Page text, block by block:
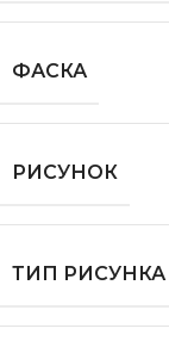
ФАСКА
РИСУНОК
ТИП РИСУНКА